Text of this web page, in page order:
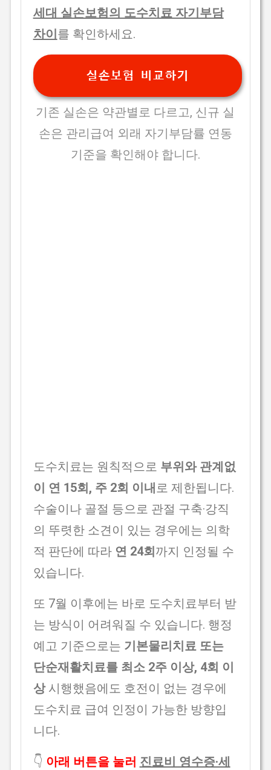
세대 실손보험의 도수치료 자기부담
차이를 확인하세요.
실손보험 비교하기
기존 실손은 약관별로 다르고, 신규 실
손은 관리급여 외래 자기부담률 연동
기준을 확인해야 합니다.
도수치료는 원칙적으로 부위와 관계없
이 연 15회, 주 2회 이내로 제한됩니다.
수술이나 골절 등으로 관절 구축·강직
의 뚜렷한 소견이 있는 경우에는 의학
적 판단에 따라 연 24회까지 인정될 수
있습니다.
또 7월 이후에는 바로 도수치료부터 받
는 방식이 어려워질 수 있습니다. 행정
예고 기준으로는 기본물리치료 또는
단순재활치료를 최소 2주 이상, 4회 이
상시행했음에도 호전이 없는 경우에
도수치료 급여 인정이 가능한 방향입
니다.
👇 아래 버튼을 눌러 진료비 영수증·세